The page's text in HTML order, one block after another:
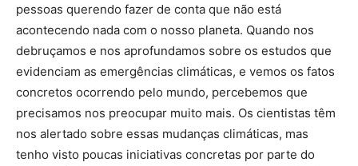
pessoas querendo fazer de conta que não está
acontecendo nada com o nosso planeta. Quando nos
debruçamos e nos aprofundamos sobre os estudos que
evidenciam as emergências climáticas, e vemos os fatos
concretos ocorrendo pelo mundo, percebemos que
precisamos nos preocupar muito mais. Os cientistas têm
nos alertado sobre essas mudanças climáticas, mas
tenho visto poucas iniciativas concretas por parte do